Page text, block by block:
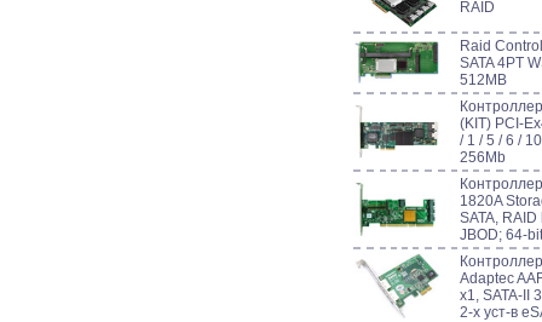
RAID
Raid
SATA 4PT
512MB
(KIT) PCI-
/ 1 / 5 / 6 /
256Mb
1820A
SATA,
JBOD; 64-
Adaptec
x1, SATA-II
2-х уст-в